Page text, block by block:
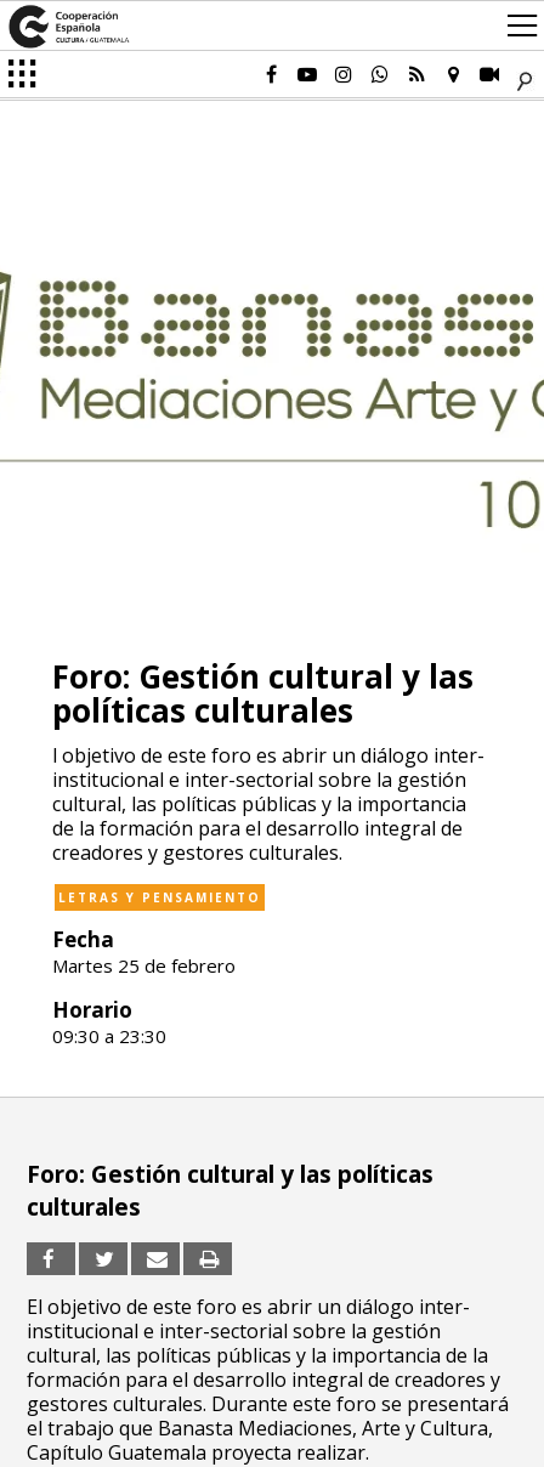
Foro: Gestión cultural y las
políticas culturales
l objetivo de este foro es abrir un diálogo inter-
institucional e inter-sectorial sobre la gestión
cultural, las políticas públicas y la importancia
de la formación para el desarrollo integral de
creadores y gestores culturales.
LETRAS Y PENSAMIENTO
Fecha
Martes 25 de febrero
Horario
09:30 a 23:30
Foro: Gestión cultural y las políticas
culturales
El objetivo de este foro es abrir un diálogo inter-
institucional e inter-sectorial sobre la gestión
cultural, las políticas públicas y la importancia de la
formación para el desarrollo integral de creadores y
gestores culturales. Durante este foro se presentará
el trabajo que Banasta Mediaciones, Arte y Cultura,
Capítulo Guatemala proyecta realizar.